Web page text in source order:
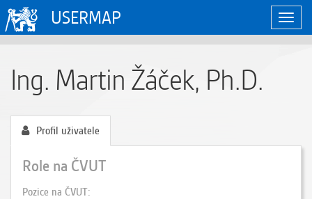
USERMAP
Ing. Martin Žáček, Ph.D.
Profil uživatele
Role na ČVUT
Pozice na ČVUT